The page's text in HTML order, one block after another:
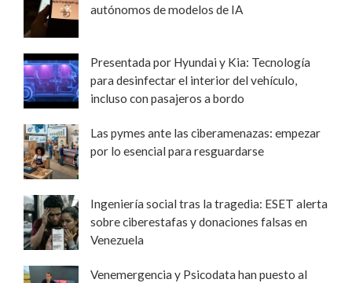
autónomos de modelos de IA
Presentada por Hyundai y Kia: Tecnología
para desinfectar el interior del vehículo,
incluso con pasajeros a bordo
Las pymes ante las ciberamenazas: empezar
por lo esencial para resguardarse
Ingeniería social tras la tragedia: ESET alerta
sobre ciberestafas y donaciones falsas en
Venezuela
Venemergencia y Psicodata han puesto al